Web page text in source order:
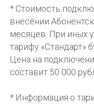
* Стоимость
внесении
месяцев. При иных
тарифу «Стандарт»
Цена на
составит 50 000
* Информация о